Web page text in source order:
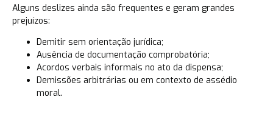
Alguns deslizes ainda são frequentes e geram grandes
prejuízos:
Demitir sem orientação jurídica;
Ausência de documentação comprobatória;
Acordos verbais informais no ato da dispensa;
Demissões arbitrárias ou em contexto de assédio
moral.